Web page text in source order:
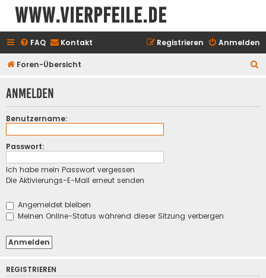
www.vierpfeile.de
FAQ Kontakt Anmelden
Registrieren
Foren-Übersicht
h
Anmelden
Benutzername:
Passwort:
Ich habe mein Passwort vergessen
Die Aktivierungs-E-Mail erneut senden
Angemeldet bleiben
Meinen Online-Status während dieser Sitzung verbergen
REGISTRIEREN